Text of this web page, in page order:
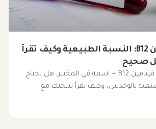
تحليل فيتامين B12: النسبة الطبيعية وكيف تقرأ
صحيح
تعرّف على تحليل فيتامين B12 — اسمه في المختبر، هل يحتاج
بالوحدتين، وكيف تقرأ نتيجتك مع